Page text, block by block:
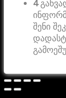
4
შენი